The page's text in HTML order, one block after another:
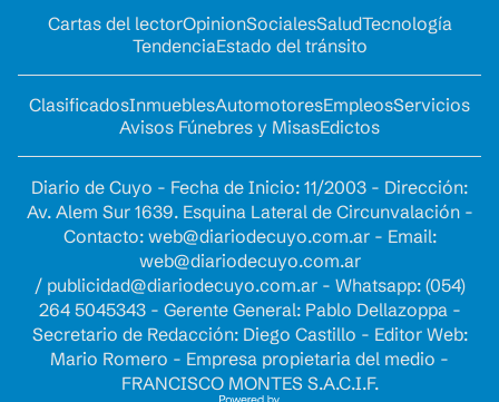
Cartas del lectorOpinionSocialesSaludTecnología
TendenciaEstado del tránsito
ClasificadosInmueblesAutomotoresEmpleosServicios
Avisos Fúnebres y MisasEdictos
Diario de Cuyo - Fecha de Inicio: 11/2003 - Dirección:
Av. Alem Sur 1639. Esquina Lateral de Circunvalación -
Contacto: web@diariodecuyo.com.ar- Email:
web@diariodecuyo.com.ar
/ publicidad@diariodecuyo.com.ar- Whatsapp: (054)
264 5045343 - Gerente General: Pablo Dellazoppa -
Secretario de Redacción: Diego Castillo - Editor Web:
Mario Romero - Empresa propietaria del medio -
FRANCISCO MONTES S.A.C.I.F.